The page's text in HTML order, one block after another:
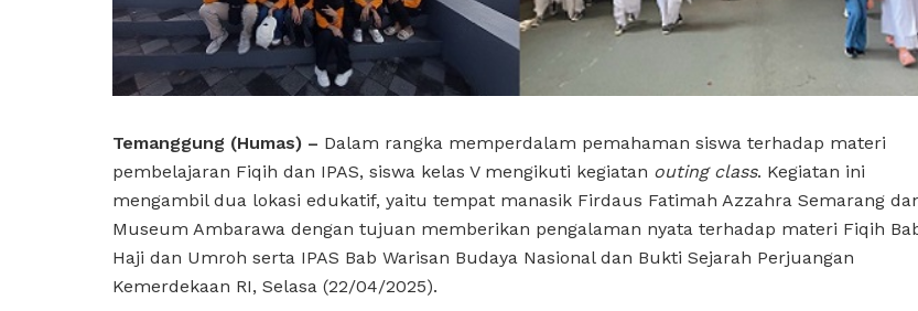
Temanggung (Humas) – Dalam rangka memperdalam pemahaman siswa terhadap materi
pembelajaran Fiqih dan IPAS, siswa kelas V mengikuti kegiatan outing class. Kegiatan ini
mengambil dua lokasi edukatif, yaitu tempat manasik Firdaus Fatimah Azzahra Semarang
Museum Ambarawa dengan tujuan memberikan pengalaman nyata terhadap materi Fiqih
Haji dan Umroh serta IPAS Bab Warisan Budaya Nasional dan Bukti Sejarah Perjuangan
Kemerdekaan RI, Selasa (22/04/2025).